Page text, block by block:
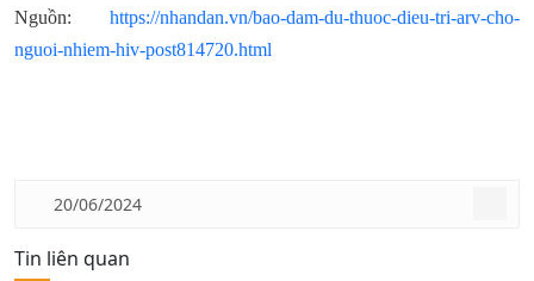
Nguồn: https://nhandan.vn/bao-dam-du-thuoc-dieu-tri-arv-cho-
nguoi-nhiem-hiv-post814720.html
20/06/2024
Tin liên quan